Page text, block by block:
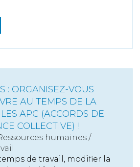
: ORGANISEZ-VOUS
AU TEMPS DE LA
APC (ACCORDS DE
COLLECTIVE) !
humaines /
de travail, modifier la